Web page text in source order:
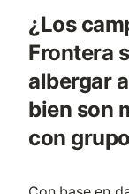
¿Los
Frontera
albergar
bien son
con